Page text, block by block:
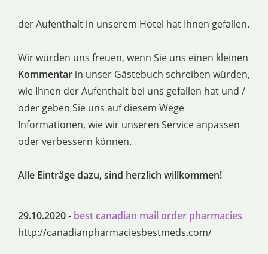
der Aufenthalt in unserem Hotel hat Ihnen gefallen.
Wir würden uns freuen, wenn Sie uns einen kleinen
Kommentar in unser Gästebuch schreiben würden,
wie Ihnen der Aufenthalt bei uns gefallen hat und /
oder geben Sie uns auf diesem Wege
Informationen, wie wir unseren Service anpassen
oder verbessern können.
Alle Einträge dazu, sind herzlich willkommen!
29.10.2020- best canadian mail order pharmacies
http://canadianpharmaciesbestmeds.com/